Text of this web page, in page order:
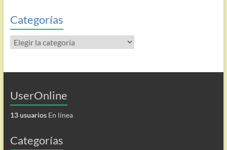
Categorías
Categorías
UserOnline
13 usuariosEn línea
Categorías